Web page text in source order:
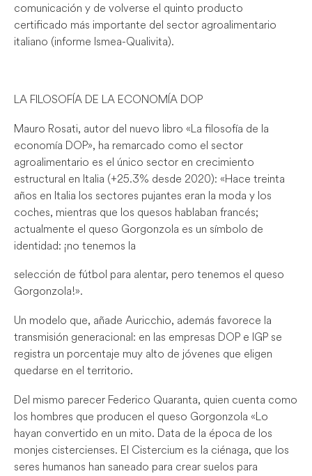
comunicación y de volverse el quinto producto
certificado más importante del sector agroalimentario
italiano (informe Ismea-Qualivita).
LA FILOSOFÍA DE LA ECONOMÍA DOP
Mauro Rosati, autor del nuevo libro «La filosofía de la
economía DOP», ha remarcado como el sector
agroalimentario es el único sector en crecimiento
estructural en Italia (+25.3% desde 2020): «Hace treinta
años en Italia los sectores pujantes eran la moda y los
coches, mientras que los quesos hablaban francés;
actualmente el queso Gorgonzola es un símbolo de
identidad: ¡no tenemos la
selección de fútbol para alentar, pero tenemos el queso
Gorgonzola!».
Un modelo que, añade Auricchio, además favorece la
transmisión generacional: en las empresas DOP e IGP se
registra un porcentaje muy alto de jóvenes que eligen
quedarse en el territorio.
Del mismo parecer Federico Quaranta, quien cuenta como
los hombres que producen el queso Gorgonzola «Lo
hayan convertido en un mito. Data de la época de los
monjes cistercienses. El Cistercium es la ciénaga, que los
seres humanos han saneado para crear suelos para